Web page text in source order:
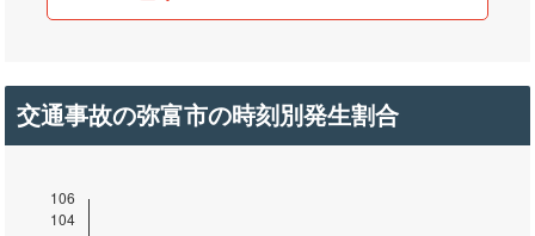
交通事故の弥富市の時刻別発生割合